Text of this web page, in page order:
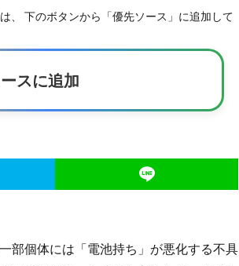
、 下のボタンから「優先ソース」に追加して
スに追加
部個体には「電池持ち」が悪化する不具